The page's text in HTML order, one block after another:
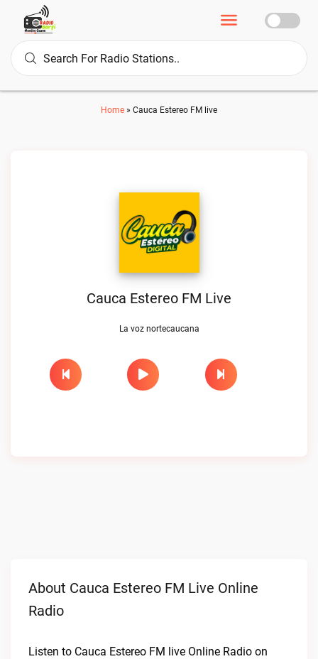
Home » Cauca Estereo FM live
Cauca Estereo FM Live
La voz nortecaucana
About Cauca Estereo FM Live Online
Radio
Listen to Cauca Estereo FM live Online Radio on